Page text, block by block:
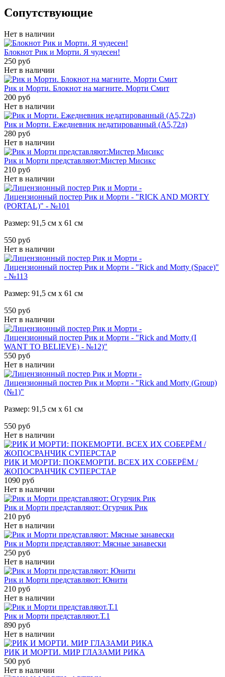
Cопутствующие
Нет в наличии
Блокнот Рик и Морти. Я чудесен!
250 руб
Нет в наличии
Рик и Морти. Блокнот на магните. Морти Смит
200 руб
Нет в наличии
Рик и Морти. Ежедневник недатированный (А5,72л)
280 руб
Нет в наличии
Рик и Морти представляют:Мистер Мисикс
210 руб
Нет в наличии
Лицензионный постер Рик и Морти - "RICK AND MORTY
(PORTAL)" - №101
Размер: 91,5 см х 61 см
550 руб
Нет в наличии
Лицензионный постер Рик и Морти - "Rick and Morty (Space)"
- №113
Размер: 91,5 см х 61 см
550 руб
Нет в наличии
Лицензионный постер Рик и Морти - "Rick and Morty (I
WANT TO BELIEVE) - №12)"
550 руб
Нет в наличии
Лицензионный постер Рик и Морти - "Rick and Morty (Group)
(№1)"
Размер: 91,5 см х 61 см
550 руб
Нет в наличии
РИК И МОРТИ: ПОКЕМОРТИ. ВСЕХ ИХ СОБЕРЁМ /
ЖОПОСРАНЧИК СУПЕРСТАР
1090 руб
Нет в наличии
Рик и Морти представляют: Огурчик Рик
210 руб
Нет в наличии
Рик и Морти представляют: Мясные занавески
250 руб
Нет в наличии
Рик и Морти представляют: Юнити
210 руб
Нет в наличии
Рик и Морти представляют.Т.1
890 руб
Нет в наличии
РИК И МОРТИ. МИР ГЛАЗАМИ РИКА
500 руб
Нет в наличии